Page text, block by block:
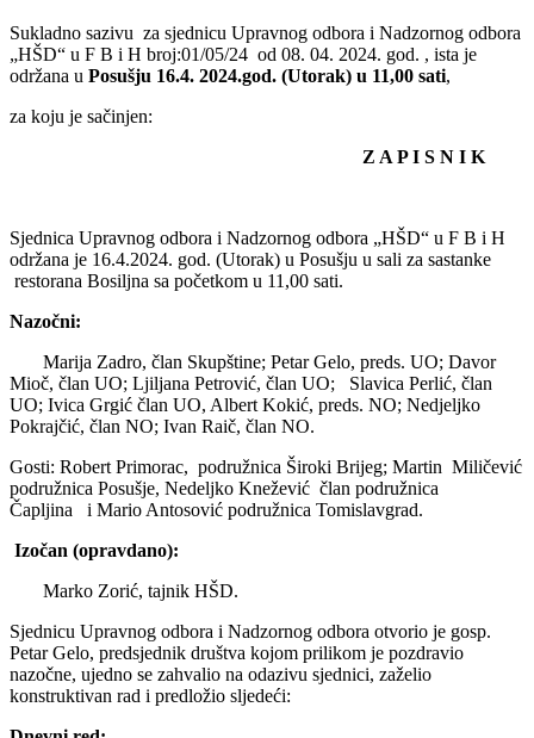
Sukladno sazivu za sjednicu Upravnog odbora i Nadzornog odbora
„HŠD“ u F B i H broj:01/05/24 od 08. 04. 2024. god. , ista je
održana u Posušju 16.4. 2024.god. (Utorak) u 11,00 sati,
za koju je sačinjen:
Z A P I S N I K
Sjednica Upravnog odbora i Nadzornog odbora „HŠD“ u F B i H
održana je 16.4.2024. god. (Utorak) u Posušju u sali za sastanke
restorana Bosiljna sa početkom u 11,00 sati.
Nazočni:
Marija Zadro, član Skupštine; Petar Gelo, preds. UO; Davor
Mioč, član UO; Ljiljana Petrović, član UO; Slavica Perlić, član
UO; Ivica Grgić član UO, Albert Kokić, preds. NO; Nedjeljko
Pokrajčić, član NO; Ivan Raič, član NO.
Gosti: Robert Primorac, podružnica Široki Brijeg; Martin Miličević
podružnica Posušje, Nedeljko Knežević član podružnica
Čapljina i Mario Antosović podružnica Tomislavgrad.
Izočan (opravdano):
Marko Zorić, tajnik HŠD.
Sjednicu Upravnog odbora i Nadzornog odbora otvorio je gosp.
Petar Gelo, predsjednik društva kojom prilikom je pozdravio
nazočne, ujedno se zahvalio na odazivu sjednici, zaželio
konstruktivan rad i predložio sljedeći: